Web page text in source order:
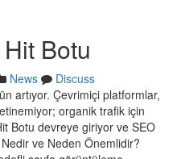
Botu
News
Discuss
artıyor. Çevrimiçi platformlar,
organik trafik için
Botu devreye giriyor ve SEO
Nedir ve Neden Önemlidir?